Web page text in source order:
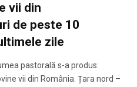
vii din
de peste 10
zile
pastorală s-a produs:
vii din România. Țara nord –